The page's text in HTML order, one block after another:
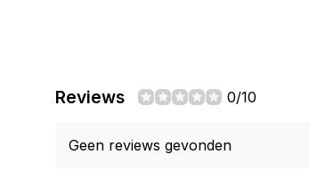
Reviews 0/10
Geen reviews gevonden